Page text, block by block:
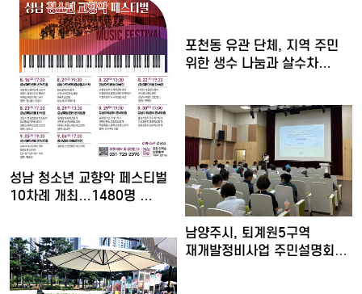
성남 청소년 교향악 페스티벌
10차례 개최…1480명 …
포천동 유관 단체, 지역 주민
위한 생수 나눔과 살수차…
남양주시, 퇴계원5구역
재개발정비사업 주민설명회